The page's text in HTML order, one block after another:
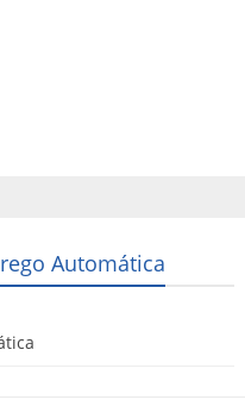
Automática